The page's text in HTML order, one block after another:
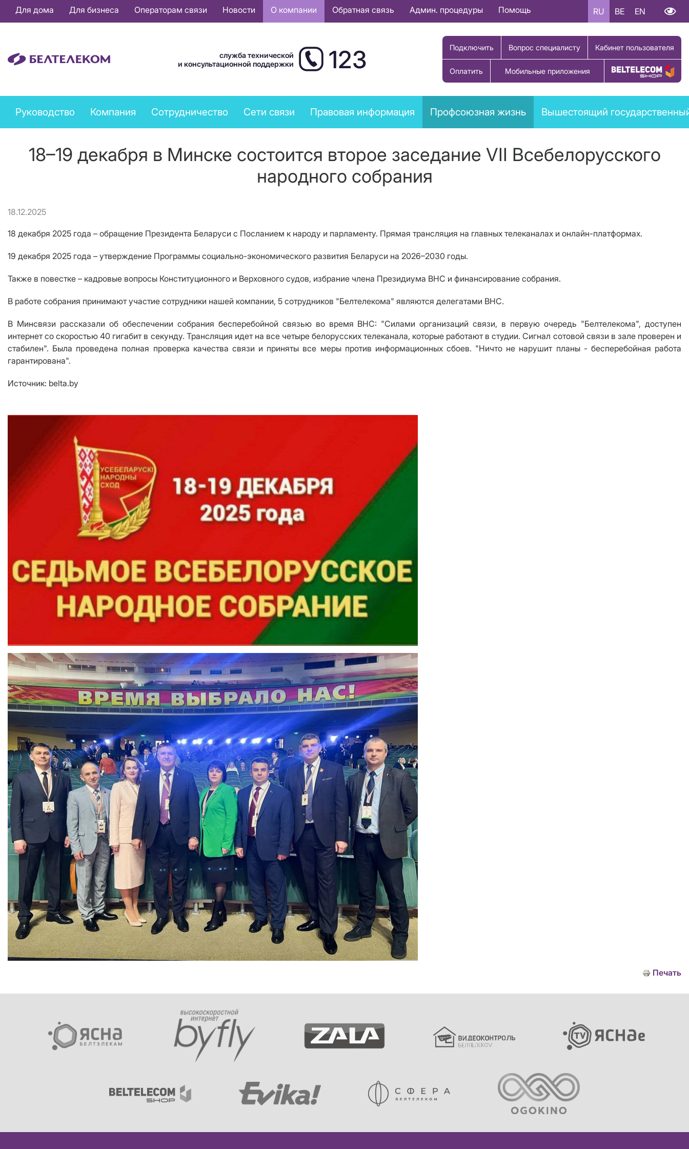
Основная
навигация
Для дома Для бизнеса Операторам связи Новости О компании Обратная связь Админ. процедуры Помощь RU BE EN
служба технической
и консультационной поддержки
123 Подключить Вопрос специалисту Кабинет пользователя
Оплатить Мобильные приложения Купить товар
Company
menu
Руководство Компания Сотрудничество Сети связи Правовая информация Профсоюзная жизнь Вышестоящий
18–19 декабря в Минске состоится второе заседание VII Всебелорусского
народного собрания
18.12.2025
18 декабря 2025 года – обращение Президента Беларуси с Посланием к народу и парламенту. Прямая трансляция на главных телеканалах и онлайн-платформах.
19 декабря 2025 года – утверждение Программы социально-экономического развития Беларуси на 2026–2030 годы.
Также в повестке – кадровые вопросы Конституционного и Верховного судов, избрание члена Президиума ВНС и финансирование собрания.
В работе собрания принимают участие сотрудники нашей компании, 5 сотрудников "Белтелекома" являются делегатами ВНС.
В Минсвязи рассказали об обеспечении собрания бесперебойной связью во время ВНС: "Силами организаций связи, в первую очередь "Белтелекома", доступен
интернет со скоростью 40 гигабит в секунду. Трансляция идет на все четыре белорусских телеканала, которые работают в студии. Сигнал сотовой связи в зале проверен и
стабилен". Была проведена полная проверка качества связи и приняты все меры против информационных сбоев. "Ничто не нарушит планы - бесперебойная работа
гарантирована".
Источник: belta.by
Печать